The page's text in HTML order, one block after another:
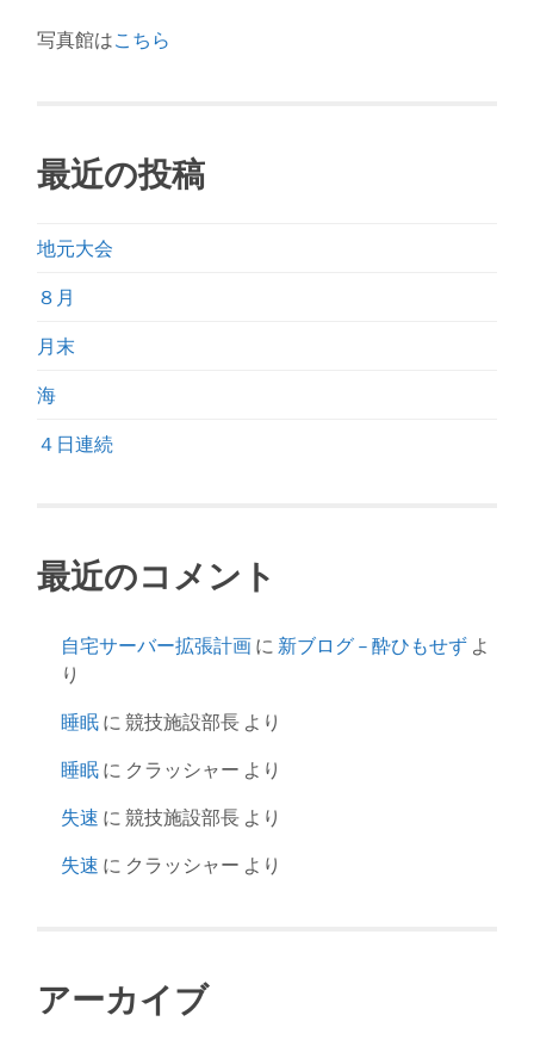
写真館は こちら
最近の投稿
地元大会
８月
月末
海
４日連続
最近のコメント
自宅サーバー拡張計画 に 新ブログ – 酔ひもせず よ
り
睡眠 に競技施設部長 より
睡眠 に クラッシャー より
失速 に競技施設部長 より
失速 に クラッシャー より
アーカイブ